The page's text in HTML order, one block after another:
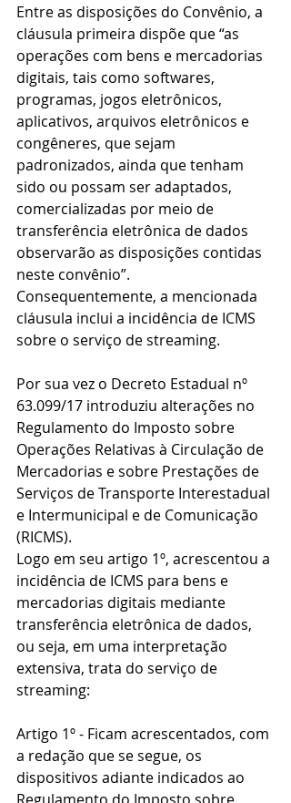
Entre as disposições do Convênio, a
cláusula primeira dispõe que “as
operações com bens e mercadorias
digitais, tais como softwares,
programas, jogos eletrônicos,
aplicativos, arquivos eletrônicos e
congêneres, que sejam
padronizados, ainda que tenham
sido ou possam ser adaptados,
comercializadas por meio de
transferência eletrônica de dados
observarão as disposições contidas
neste convênio”.
Consequentemente, a mencionada
cláusula inclui a incidência de ICMS
sobre o serviço de streaming.
Por sua vez o Decreto Estadual nº
63.099/17 introduziu alterações no
Regulamento do Imposto sobre
Operações Relativas à Circulação de
Mercadorias e sobre Prestações de
Serviços de Transporte Interestadual
e Intermunicipal e de Comunicação
(RICMS).
Logo em seu artigo 1º, acrescentou a
incidência de ICMS para bens e
mercadorias digitais mediante
transferência eletrônica de dados,
ou seja, em uma interpretação
extensiva, trata do serviço de
streaming:
Artigo 1º - Ficam acrescentados, com
a redação que se segue, os
dispositivos adiante indicados ao